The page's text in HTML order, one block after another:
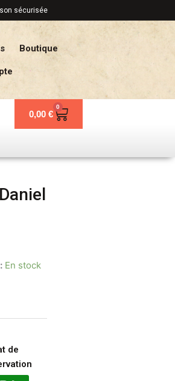
sécurisée
Boutique
0,00 €
0
Panier
En stock
de